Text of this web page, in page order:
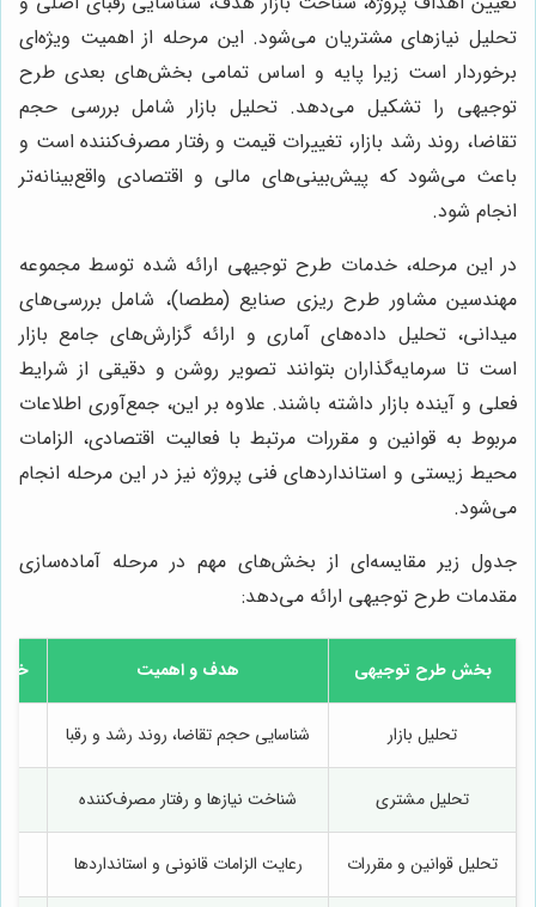
تحلیل نیازهای مشتریان می‌شود. این مرحله از اهمیت ویژه‌ای
برخوردار است زیرا پایه و اساس تمامی بخش‌های بعدی طرح
توجیهی را تشکیل می‌دهد. تحلیل بازار شامل بررسی حجم
تقاضا، روند رشد بازار، تغییرات قیمت و رفتار مصرف‌کننده است و
باعث می‌شود که پیش‌بینی‌های مالی و اقتصادی واقع‌بینانه‌تر
انجام شود.
در این مرحله، خدمات طرح توجیهی ارائه شده توسط مجموعه
مهندسین مشاور طرح ریزی صنایع (مطصا)، شامل بررسی‌های
میدانی، تحلیل داده‌های آماری و ارائه گزارش‌های جامع بازار
است تا سرمایه‌گذاران بتوانند تصویر روشن و دقیقی از شرایط
فعلی و آینده بازار داشته باشند. علاوه بر این، جمع‌آوری اطلاعات
مربوط به قوانین و مقررات مرتبط با فعالیت اقتصادی، الزامات
محیط زیستی و استانداردهای فنی پروژه نیز در این مرحله انجام
می‌شود.
جدول زیر مقایسه‌ای از بخش‌های مهم در مرحله آماده‌سازی
مقدمات طرح توجیهی ارائه می‌دهد:
بخش طرح توجیهی هدف و اهمیت
تحلیل بازار شناسایی حجم تقاضا، روند رشد و رقبا
تحلیل مشتری شناخت نیازها و رفتار مصرف‌کننده
تحلیل قوانین و مقررات رعایت الزامات قانونی و استانداردها